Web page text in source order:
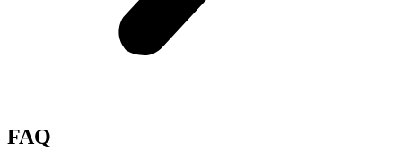
FAQ